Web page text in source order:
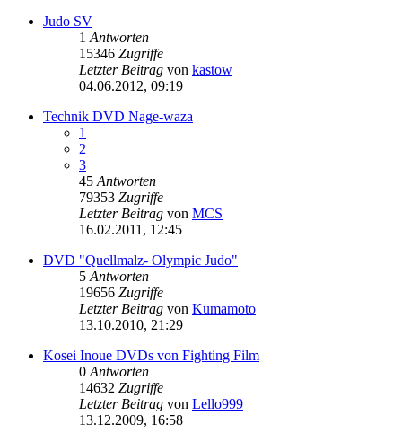
Judo SV
1 Antworten
15346 Zugriffe
Letzter Beitrag von kastow
04.06.2012, 09:19
Technik DVD Nage-waza
1
2
3
45 Antworten
79353 Zugriffe
Letzter Beitrag von MCS
16.02.2011, 12:45
DVD "Quellmalz- Olympic Judo"
5 Antworten
19656 Zugriffe
Letzter Beitrag von Kumamoto
13.10.2010, 21:29
Kosei Inoue DVDs von Fighting Film
0 Antworten
14632 Zugriffe
Letzter Beitrag von Lello999
13.12.2009, 16:58